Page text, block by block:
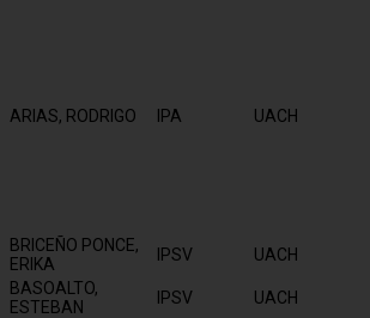
ARIAS, RODRIGO IPA UACH
BRICEÑO PONCE,
ERIKA
IPSV UACH
BASOALTO,
ESTEBAN
IPSV UACH